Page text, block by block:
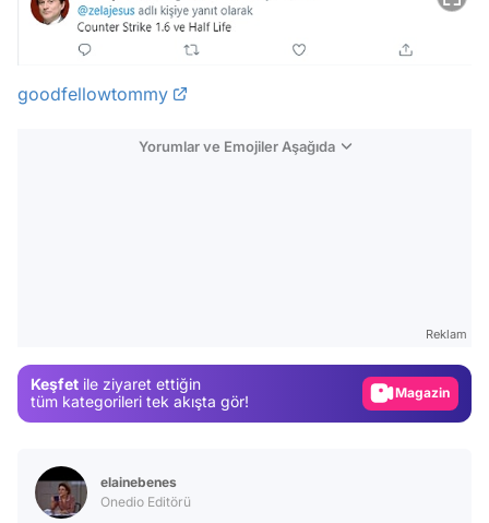
goodfellowtommy
Yorumlar ve Emojiler Aşağıda
Reklam
Keşfet ile ziyaret ettiğin
tüm kategorileri tek akışta gör!
Magazin
elainebenes
Onedio Editörü